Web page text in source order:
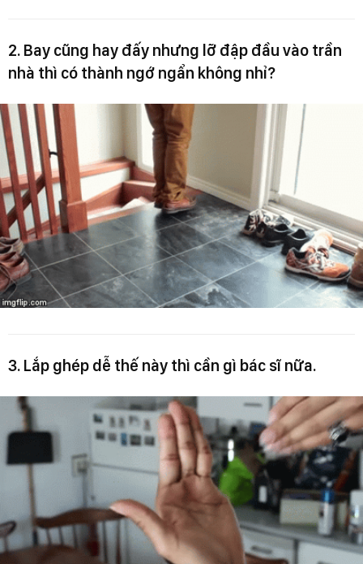
2. Bay cũng hay đấy nhưng lỡ đập đầu vào trần
nhà thì có thành ngớ ngẩn không nhỉ?
3. Lắp ghép dễ thế này thì cần gì bác sĩ nữa.